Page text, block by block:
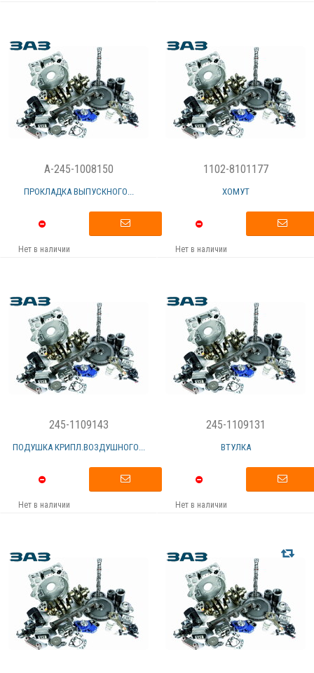
A-245-1008150
ПРОКЛАДКА ВЫПУСКНОГО...
Нет в наличии
1102-8101177
ХОМУТ
Нет в наличии
245-1109143
ПОДУШКА КРИПЛ.ВОЗДУШНОГО...
Нет в наличии
245-1109131
ВТУЛКА
Нет в наличии